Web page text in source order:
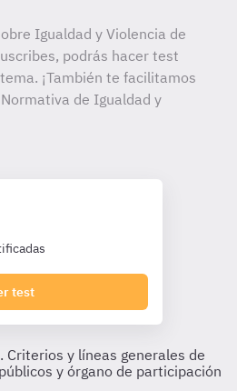
Igualdad y Violencia de
podrás hacer test
¡También te facilitamos
de Igualdad y
test